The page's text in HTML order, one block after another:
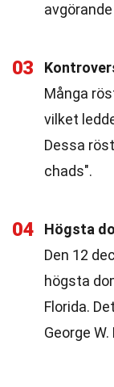
03
Många
vilket
Dessa
chads".
04
Högsta
Den 12
högsta
Florida.
George W.